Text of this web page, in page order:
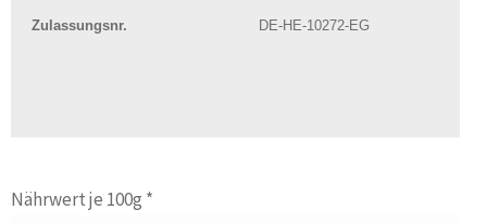
Zulassungsnr. DE-HE-10272-EG
Nährwert je 100g *